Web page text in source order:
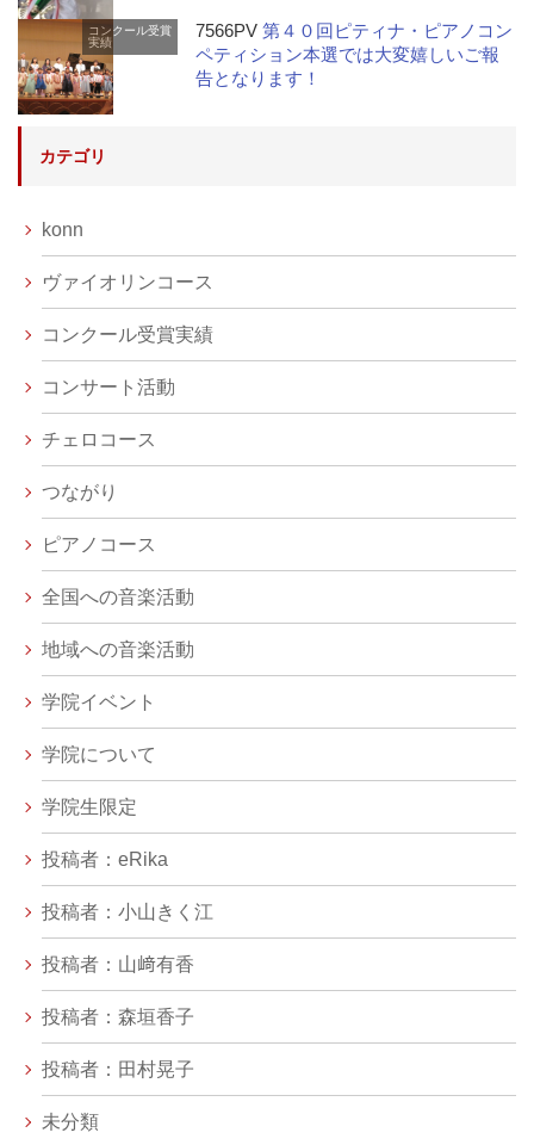
コンクール受賞
実績
7566PV第４０回ピティナ・ピアノコン
ペティション本選では大変嬉しいご報
告となります！
カテゴリ
konn
ヴァイオリンコース
コンクール受賞実績
コンサート活動
チェロコース
つながり
ピアノコース
全国への音楽活動
地域への音楽活動
学院イベント
学院について
学院生限定
投稿者：eRika
投稿者：小山きく江
投稿者：山﨑有香
投稿者：森垣香子
投稿者：田村晃子
未分類